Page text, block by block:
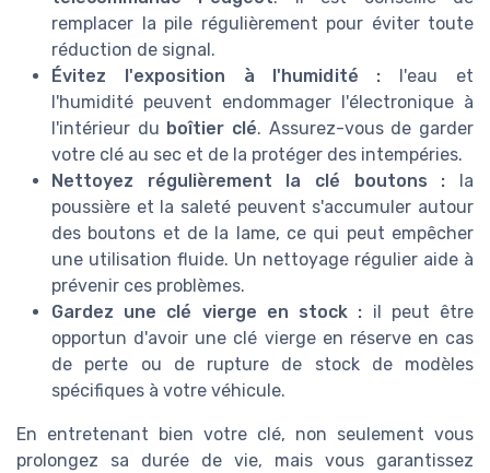
remplacer la pile régulièrement pour éviter toute
réduction de signal.
Évitez l'exposition à l'humidité : l'eau et
l'humidité peuvent endommager l'électronique à
l'intérieur du boîtier clé. Assurez-vous de garder
votre clé au sec et de la protéger des intempéries.
Nettoyez régulièrement la clé boutons : la
poussière et la saleté peuvent s'accumuler autour
des boutons et de la lame, ce qui peut empêcher
une utilisation fluide. Un nettoyage régulier aide à
prévenir ces problèmes.
Gardez une clé vierge en stock : il peut être
opportun d'avoir une clé vierge en réserve en cas
de perte ou de rupture de stock de modèles
spécifiques à votre véhicule.
En entretenant bien votre clé, non seulement vous
prolongez sa durée de vie, mais vous garantissez